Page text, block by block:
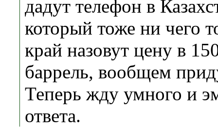
дадут телефон в
который тоже ни чего
край назовут цену в
баррель, вообщем
Теперь жду умного и
ответа.